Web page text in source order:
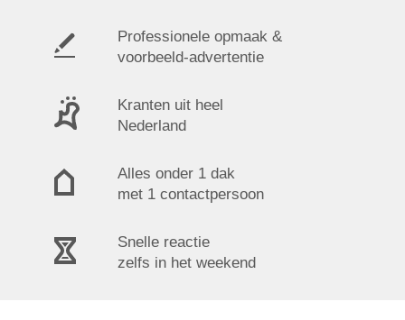
Professionele opmaak &
voorbeeld-advertentie
Kranten uit heel
Nederland
Alles onder 1 dak
met 1 contactpersoon
Snelle reactie
zelfs in het weekend